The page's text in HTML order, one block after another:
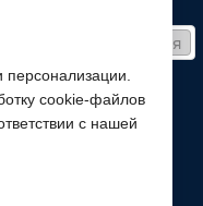
статьи!
Подписаться
персональных данных
cookie-файлов
с нашей